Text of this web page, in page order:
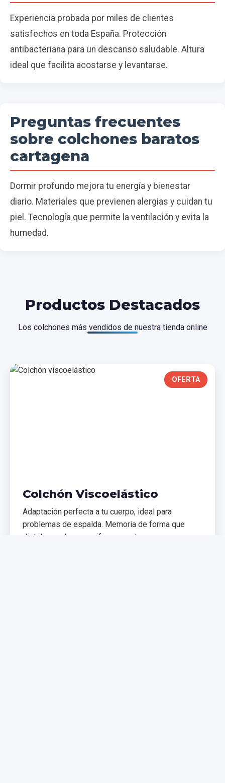
Experiencia probada por miles de clientes
satisfechos en toda España. Protección
antibacteriana para un descanso saludable. Altura
ideal que facilita acostarse y levantarse.
Preguntas frecuentes
sobre colchones baratos
cartagena
Dormir profundo mejora tu energía y bienestar
diario. Materiales que previenen alergias y cuidan tu
piel. Tecnología que permite la ventilación y evita la
humedad.
Productos Destacados
Los colchones más vendidos de nuestra tienda online
OFERTA
Colchón Viscoelástico
Adaptación perfecta a tu cuerpo, ideal para
problemas de espalda. Memoria de forma que
distribuye el peso uniformemente.